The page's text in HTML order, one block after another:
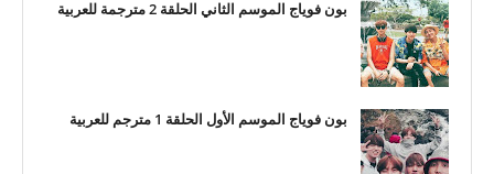
بون فوياج الموسم الثاني الحلقة 2 مترجمة للعربية
بون فوياج الموسم الأول الحلقة 1 مترجم للعربية